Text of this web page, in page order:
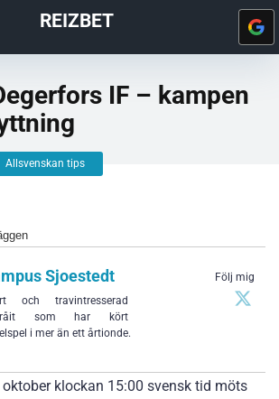
REIZBET
IF – kampen
Allsvenskan tips
Följ mig
Sjoestedt
och travintresserad
som har kört
i mer än ett årtionde.
klockan 15:00 svensk tid möts